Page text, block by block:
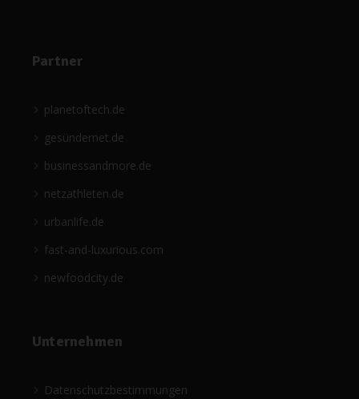
Partner
planetoftech.de
gesündernet.de
businessandmore.de
netzathleten.de
urbanlife.de
fast-and-luxurious.com
newfoodcity.de
Unternehmen
Datenschutzbestimmungen